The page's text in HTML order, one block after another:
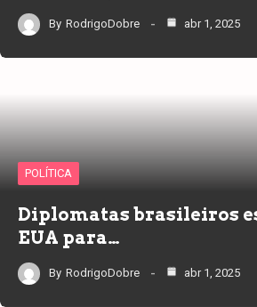
By RodrigoDobre abr 1, 2025
POLÍTICA
Diplomatas brasileiros
EUA para…
By RodrigoDobre abr 1, 2025